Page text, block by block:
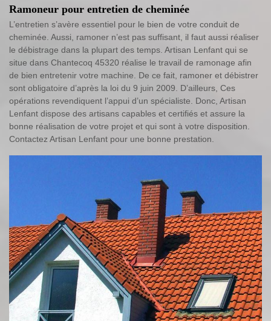
Ramoneur pour entretien de cheminée
L’entretien s’avère essentiel pour le bien de votre conduit de
cheminée. Aussi, ramoner n’est pas suffisant, il faut aussi réaliser
le débistrage dans la plupart des temps. Artisan Lenfant qui se
situe dans Chantecoq 45320 réalise le travail de ramonage afin
de bien entretenir votre machine. De ce fait, ramoner et débistrer
sont obligatoire d’après la loi du 9 juin 2009. D’ailleurs, Ces
opérations revendiquent l’appui d’un spécialiste. Donc, Artisan
Lenfant dispose des artisans capables et certifiés et assure la
bonne réalisation de votre projet et qui sont à votre disposition.
Contactez Artisan Lenfant pour une bonne prestation.